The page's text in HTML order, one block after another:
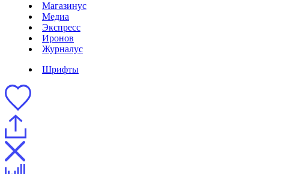
Магазинус
Медиа
Экспресс
Иронов
Журналус
Шрифты